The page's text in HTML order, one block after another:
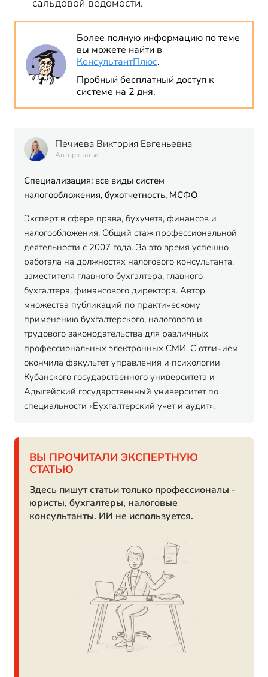
сальдовой ведомости.
Более полную информацию по теме
вы можете найти в
КонсультантПлюс.
Пробный бесплатный доступ к
системе на 2 дня.
Печиева Виктория Евгеньевна
Автор статьи
Специализация: все виды систем
налогообложения, бухотчетность, МСФО
Эксперт в сфере права, бухучета, финансов и
налогообложения. Общий стаж профессиональной
деятельности с 2007 года. За это время успешно
работала на должностях налогового консультанта,
заместителя главного бухгалтера, главного
бухгалтера, финансового директора. Автор
множества публикаций по практическому
применению бухгалтерского, налогового и
трудового законодательства для различных
профессиональных электронных СМИ. С отличием
окончила факультет управления и психологии
Кубанского государственного университета и
Адыгейский государственный университет по
специальности «Бухгалтерский учет и аудит».
ВЫ ПРОЧИТАЛИ ЭКСПЕРТНУЮ
СТАТЬЮ
Здесь пишут статьи только профессионалы -
юристы, бухгалтеры, налоговые
консультанты. ИИ не используется.